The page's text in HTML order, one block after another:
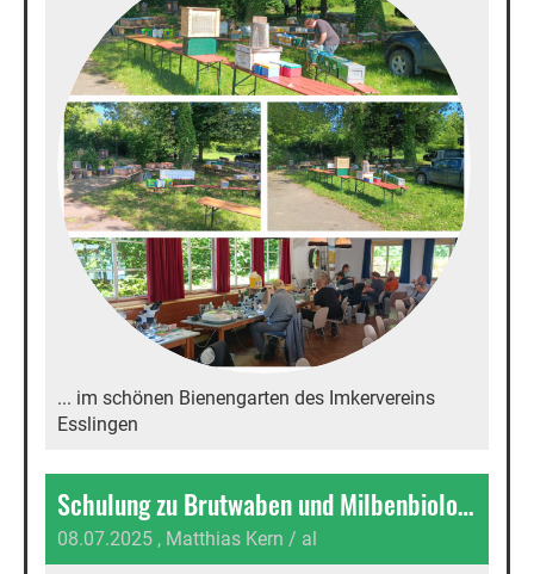
... im schönen Bienengarten des Imkervereins
Esslingen
Schulung zu Brutwaben und Milbenbiologie...
08.07.2025 , Matthias Kern / al